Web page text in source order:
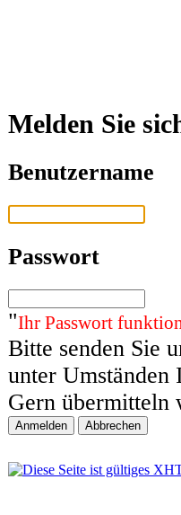
Melden Sie
Benutzername
Passwort
"Ihr Passwort
Bitte senden Sie
unter Umständen
Gern übermitteln